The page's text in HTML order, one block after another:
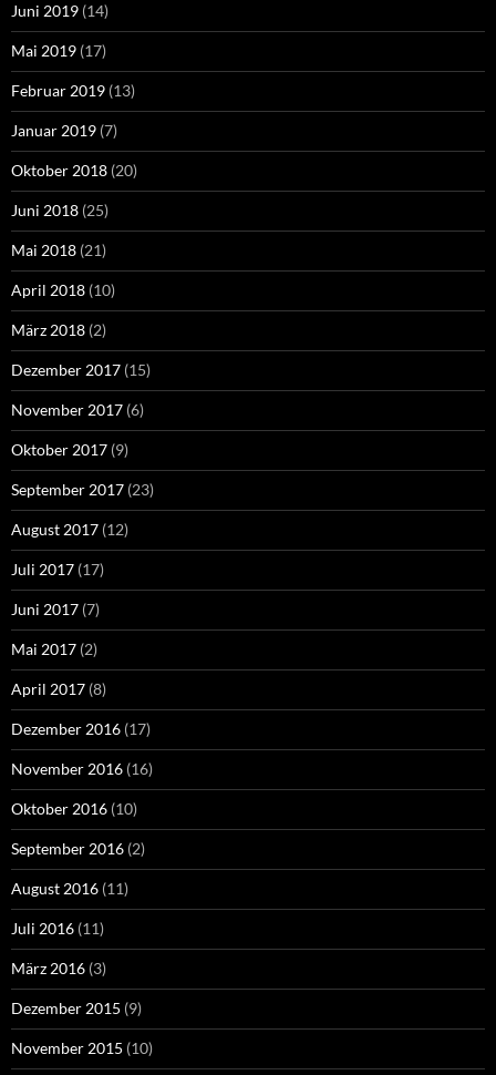
Juni 2019 (14)
Mai 2019 (17)
Februar 2019 (13)
Januar 2019 (7)
Oktober 2018 (20)
Juni 2018 (25)
Mai 2018 (21)
April 2018 (10)
März 2018 (2)
Dezember 2017 (15)
November 2017 (6)
Oktober 2017 (9)
September 2017 (23)
August 2017 (12)
Juli 2017 (17)
Juni 2017 (7)
Mai 2017 (2)
April 2017 (8)
Dezember 2016 (17)
November 2016 (16)
Oktober 2016 (10)
September 2016 (2)
August 2016 (11)
Juli 2016 (11)
März 2016 (3)
Dezember 2015 (9)
November 2015 (10)